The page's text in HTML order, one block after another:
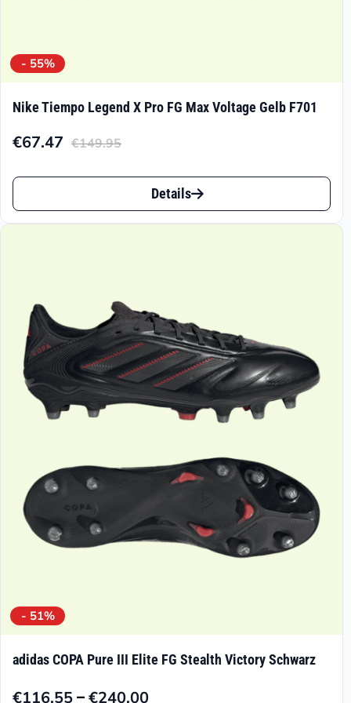
- 55%
Nike Tiempo Legend X Pro FG Max Voltage Gelb F701
€149.95
Ursprünglicher
Preis
€149.95
€67.47
Aktueller
Preis
€67.47.
Dieses
Produkt
auf.
Die
Optionen
können
Produktseite
gewählt
werden
Details
- 51%
adidas COPA Pure III Elite FG Stealth Victory Schwarz
€116.55–€240.00